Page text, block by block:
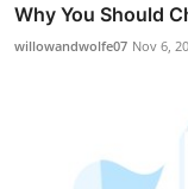
Why You Should
willowandwolfe07 Nov 6,